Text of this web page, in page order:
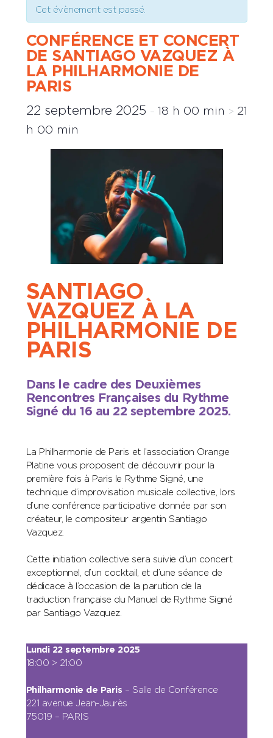
Cet évènement est passé.
CONFÉRENCE ET CONCERT
DE SANTIAGO VAZQUEZ À
LA PHILHARMONIE DE
PARIS
22 septembre 2025 – 18 h 00 min > 21
h 00 min
SANTIAGO
VAZQUEZ À LA
PHILHARMONIE DE
PARIS
Dans le cadre des Deuxièmes
Rencontres Françaises du Rythme
Signé du 16 au 22 septembre 2025.
La Philharmonie de Paris et l’association Orange
Platine vous proposent de découvrir pour la
première fois à Paris le Rythme Signé, une
technique d’improvisation musicale collective, lors
d’une conférence participative donnée par son
créateur, le compositeur argentin Santiago
Vazquez.
Cette initiation collective sera suivie d’un concert
exceptionnel, d’un cocktail, et d’une séance de
dédicace à l’occasion de la parution de la
traduction française du Manuel de Rythme Signé
par Santiago Vazquez.
Lundi 22 septembre 2025
18:00 > 21:00
Philharmonie de Paris – Salle de Conférence
221 avenue Jean-Jaurès
75019 – PARIS